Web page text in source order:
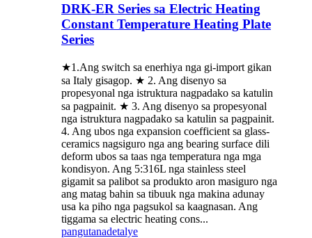
DRK-ER Series sa Electric Heating
Constant Temperature Heating Plate
Series
★1.Ang switch sa enerhiya nga gi-import gikan
sa Italy gisagop. ★ 2. Ang disenyo sa
propesyonal nga istruktura nagpadako sa katulin
sa pagpainit. ★ 3. Ang disenyo sa propesyonal
nga istruktura nagpadako sa katulin sa pagpainit.
4. Ang ubos nga expansion coefficient sa glass-
ceramics nagsiguro nga ang bearing surface dili
deform ubos sa taas nga temperatura nga mga
kondisyon. Ang 5:316L nga stainless steel
gigamit sa palibot sa produkto aron masiguro nga
ang matag bahin sa tibuuk nga makina adunay
usa ka piho nga pagsukol sa kaagnasan. Ang
tiggama sa electric heating cons...
pangutanadetalye